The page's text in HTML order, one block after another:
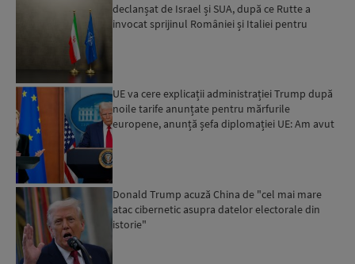
declanșat de Israel și SUA, după ce Rutte a
invocat sprijinul României și Italiei pentru
UE va cere explicații administrației Trump după
noile tarife anunțate pentru mărfurile
europene, anunță șefa diplomației UE: Am avut
Donald Trump acuză China de "cel mai mare
atac cibernetic asupra datelor electorale din
istorie"